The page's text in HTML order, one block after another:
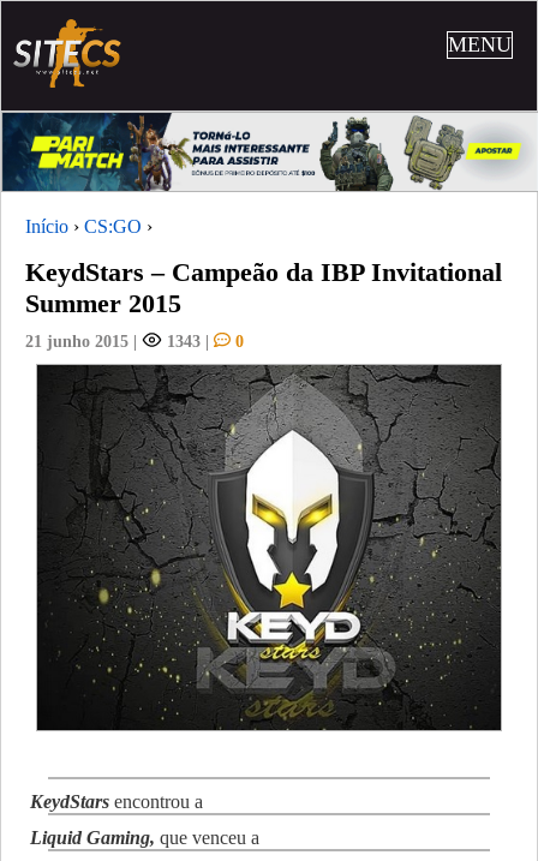
MENU
Início › CS:GO ›
KeydStars – Campeão da IBP Invitational
Summer 2015
21 junho 2015 | 1343 | 0
KeydStars encontrou a
Liquid Gaming, que venceu a